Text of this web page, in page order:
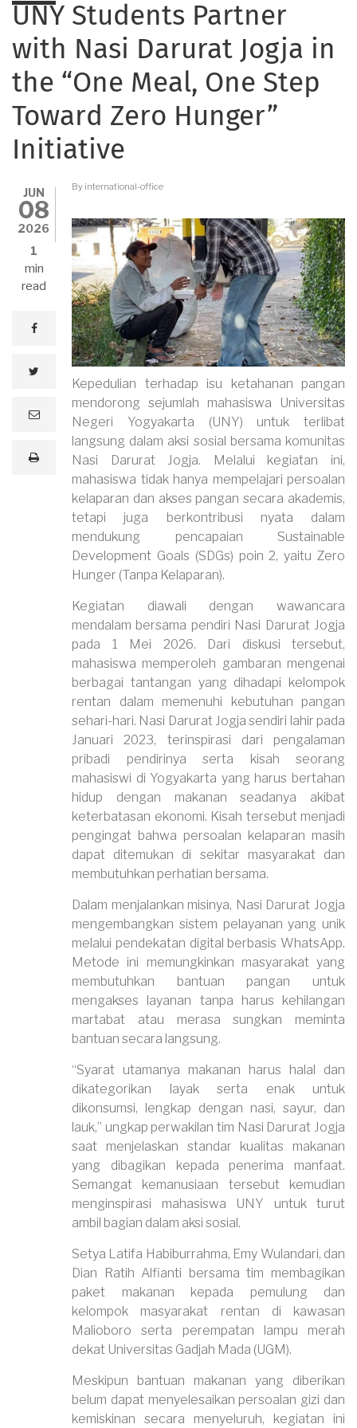
UNY Students Partner
with Nasi Darurat Jogja in
the “One Meal, One Step
Toward Zero Hunger”
Initiative
JUN
08
2026
1
min
read
facebook
e
lprint
By international-office
Kepedulian terhadap isu ketahanan pangan
mendorong sejumlah mahasiswa Universitas
Negeri Yogyakarta (UNY) untuk terlibat
langsung dalam aksi sosial bersama komunitas
Nasi Darurat Jogja. Melalui kegiatan ini,
mahasiswa tidak hanya mempelajari persoalan
kelaparan dan akses pangan secara akademis,
tetapi juga berkontribusi nyata dalam
mendukung pencapaian Sustainable
Development Goals (SDGs) poin 2, yaitu Zero
Hunger (Tanpa Kelaparan).
Kegiatan diawali dengan wawancara
mendalam bersama pendiri Nasi Darurat Jogja
pada 1 Mei 2026. Dari diskusi tersebut,
mahasiswa memperoleh gambaran mengenai
berbagai tantangan yang dihadapi kelompok
rentan dalam memenuhi kebutuhan pangan
sehari-hari. Nasi Darurat Jogja sendiri lahir pada
Januari 2023, terinspirasi dari pengalaman
pribadi pendirinya serta kisah seorang
mahasiswi di Yogyakarta yang harus bertahan
hidup dengan makanan seadanya akibat
keterbatasan ekonomi. Kisah tersebut menjadi
pengingat bahwa persoalan kelaparan masih
dapat ditemukan di sekitar masyarakat dan
membutuhkan perhatian bersama.
Dalam menjalankan misinya, Nasi Darurat Jogja
mengembangkan sistem pelayanan yang unik
melalui pendekatan digital berbasis WhatsApp.
Metode ini memungkinkan masyarakat yang
membutuhkan bantuan pangan untuk
mengakses layanan tanpa harus kehilangan
martabat atau merasa sungkan meminta
bantuan secara langsung.
“Syarat utamanya makanan harus halal dan
dikategorikan layak serta enak untuk
dikonsumsi, lengkap dengan nasi, sayur, dan
lauk,” ungkap perwakilan tim Nasi Darurat Jogja
saat menjelaskan standar kualitas makanan
yang dibagikan kepada penerima manfaat.
Semangat kemanusiaan tersebut kemudian
menginspirasi mahasiswa UNY untuk turut
ambil bagian dalam aksi sosial.
Setya Latifa Habiburrahma, Emy Wulandari, dan
Dian Ratih Alfianti bersama tim membagikan
paket makanan kepada pemulung dan
kelompok masyarakat rentan di kawasan
Malioboro serta perempatan lampu merah
dekat Universitas Gadjah Mada (UGM).
Meskipun bantuan makanan yang diberikan
belum dapat menyelesaikan persoalan gizi dan
kemiskinan secara menyeluruh, kegiatan ini